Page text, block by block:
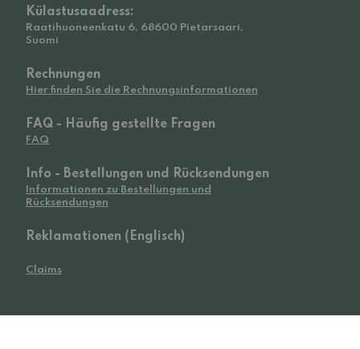
Külastusaadress:
Raatihuoneenkatu 6, 68600 Pietarsaari,
Suomi
Rechnungen
Hier finden Sie die Rechnungsinformationen
FAQ - Häufig gestellte Fragen
FAQ
Info - Bestellungen und Rücksendungen
Informationen zu Bestellungen und
Rücksendungen
Reklamationen (Englisch)
Claims